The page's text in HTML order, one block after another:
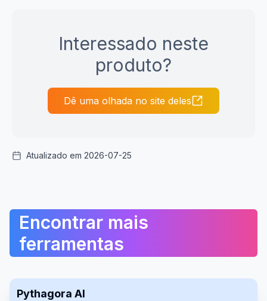
Interessado neste
produto?
Dê uma olhada no site deles
Atualizado em 2026-07-25
Encontrar mais
ferramentas
Pythagora AI